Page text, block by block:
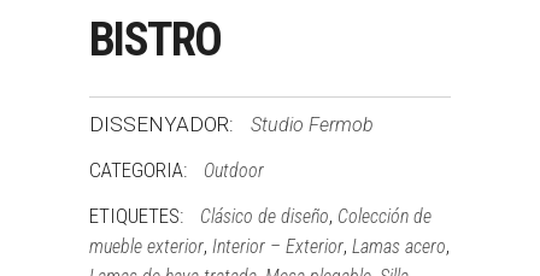
BISTRO
DISSENYADOR: Studio Fermob
CATEGORIA: Outdoor
ETIQUETES: Clásico de diseño, Colección de
mueble exterior, Interior – Exterior, Lamas acero,